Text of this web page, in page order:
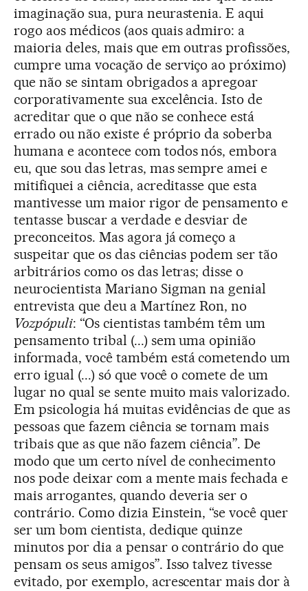
imaginação sua, pura neurastenia. E aqui
rogo aos médicos (aos quais admiro: a
maioria deles, mais que em outras profissões,
cumpre uma vocação de serviço ao próximo)
que não se sintam obrigados a apregoar
corporativamente sua excelência. Isto de
acreditar que o que não se conhece está
errado ou não existe é próprio da soberba
humana e acontece com todos nós, embora
eu, que sou das letras, mas sempre amei e
mitifiquei a ciência, acreditasse que esta
mantivesse um maior rigor de pensamento e
tentasse buscar a verdade e desviar de
preconceitos. Mas agora já começo a
suspeitar que os das ciências podem ser tão
arbitrários como os das letras; disse o
neurocientista Mariano Sigman na genial
entrevista que deu a Martínez Ron, no
Vozpópuli: “Os cientistas também têm um
pensamento tribal (...) sem uma opinião
informada, você também está cometendo um
erro igual (...) só que você o comete de um
lugar no qual se sente muito mais valorizado.
Em psicologia há muitas evidências de que as
pessoas que fazem ciência se tornam mais
tribais que as que não fazem ciência”. De
modo que um certo nível de conhecimento
nos pode deixar com a mente mais fechada e
mais arrogantes, quando deveria ser o
contrário. Como dizia Einstein, “se você quer
ser um bom cientista, dedique quinze
minutos por dia a pensar o contrário do que
pensam os seus amigos”. Isso talvez tivesse
evitado, por exemplo, acrescentar mais dor à